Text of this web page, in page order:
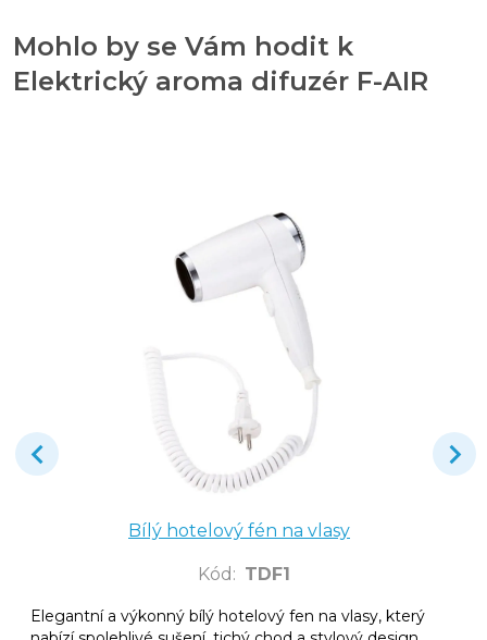
Mohlo by se Vám hodit k
Elektrický aroma difuzér F-AIR
Bílý hotelový fén na vlasy
Kód : TDF1
Elegantní a výkonný bílý hotelový fen na vlasy, který